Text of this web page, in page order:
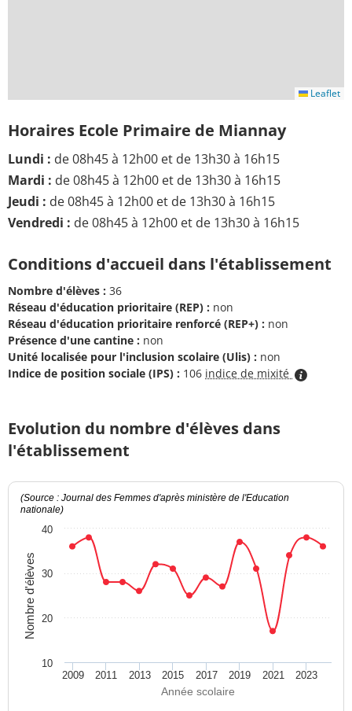
Leaflet
Horaires Ecole Primaire de Miannay
Lundi : de 08h45 à 12h00 et de 13h30 à 16h15
Mardi : de 08h45 à 12h00 et de 13h30 à 16h15
Jeudi : de 08h45 à 12h00 et de 13h30 à 16h15
Vendredi : de 08h45 à 12h00 et de 13h30 à 16h15
Conditions d'accueil dans l'établissement
Nombre d'élèves : 36
Réseau d'éducation prioritaire (REP) : non
Réseau d'éducation prioritaire renforcé (REP+) : non
Présence d'une cantine : non
Unité localisée pour l'inclusion scolaire (Ulis) : non
Indice de position sociale (IPS) : 106 indice de mixité
Evolution du nombre d'élèves dans
l'établissement
Année scolaire
Nombre d'élèves
(Source : Journal des Femmes d'après ministère de l'Education
nationale)
2009 2011 2013 2015 2017 2019 2021 2023
10
20
30
40